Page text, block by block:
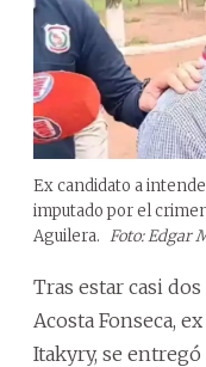
Ex candidato a
imputado por el
Aguilera. Foto: Edgar
Tras estar casi
Acosta Fonseca,
Itakyry, se entregó